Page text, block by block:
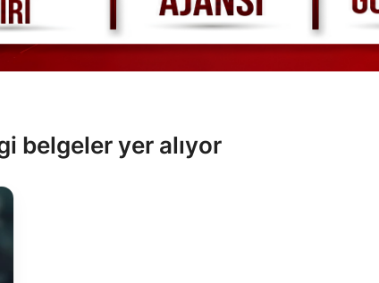
belgeler yer alıyor